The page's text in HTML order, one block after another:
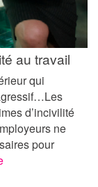
au travail
qui
d’incivilité
ne
pour